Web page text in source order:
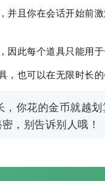
并且你在会话开始前
此每个道具只能用于
也可以在无限时长的
，你花的金币就越
，别告诉别人哦！